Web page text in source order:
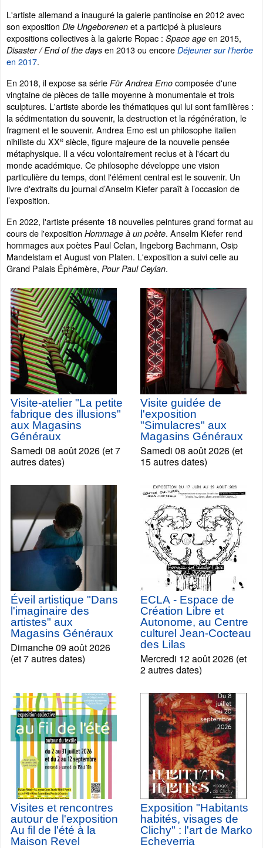
L'artiste allemand a inauguré la galerie pantinoise en 2012 avec
son exposition Die Ungeborenen et a participé à plusieurs
expositions collectives à la galerie Ropac : Space age en 2015,
Disaster / End of the days en 2013 ou encore Déjeuner sur l'herbe
en 2017.
En 2018, il expose sa série Für Andrea Emo composée d'une
vingtaine de pièces de taille moyenne à monumentale et trois
sculptures. L'artiste aborde les thématiques qui lui sont familières :
la sédimentation du souvenir, la destruction et la régénération, le
fragment et le souvenir. Andrea Emo est un philosophe italien
nihiliste du XXe siècle, figure majeure de la nouvelle pensée
métaphysique. Il a vécu volontairement reclus et à l'écart du
monde académique. Ce philosophe développe une vision
particulière du temps, dont l'élément central est le souvenir. Un
livre d'extraits du journal d’Anselm Kiefer paraît à l’occasion de
l’exposition.
En 2022, l'artiste présente 18 nouvelles peintures grand format au
cours de l'exposition Hommage à un poète. Anselm Kiefer rend
hommages aux poètes Paul Celan, Ingeborg Bachmann, Osip
Mandelstam et August von Platen. L'exposition a suivi celle au
Grand Palais Éphémère, Pour Paul Ceylan.
Visite-atelier "La petite
fabrique des illusions"
aux Magasins
Généraux
Samedi 08 août 2026 (et 7
autres dates)
Visite guidée de
l'exposition
"Simulacres" aux
Magasins Généraux
Samedi 08 août 2026 (et
15 autres dates)
Éveil artistique "Dans
l'imaginaire des
artistes" aux
Magasins Généraux
Dimanche 09 août 2026
(et 7 autres dates)
ECLA - Espace de
Création Libre et
Autonome, au Centre
culturel Jean-Cocteau
des Lilas
Mercredi 12 août 2026 (et
2 autres dates)
Visites et rencontres
autour de l'exposition
Au fil de l'été à la
Maison Revel
Exposition "Habitants
habités, visages de
Clichy" : l'art de Marko
Echeverria